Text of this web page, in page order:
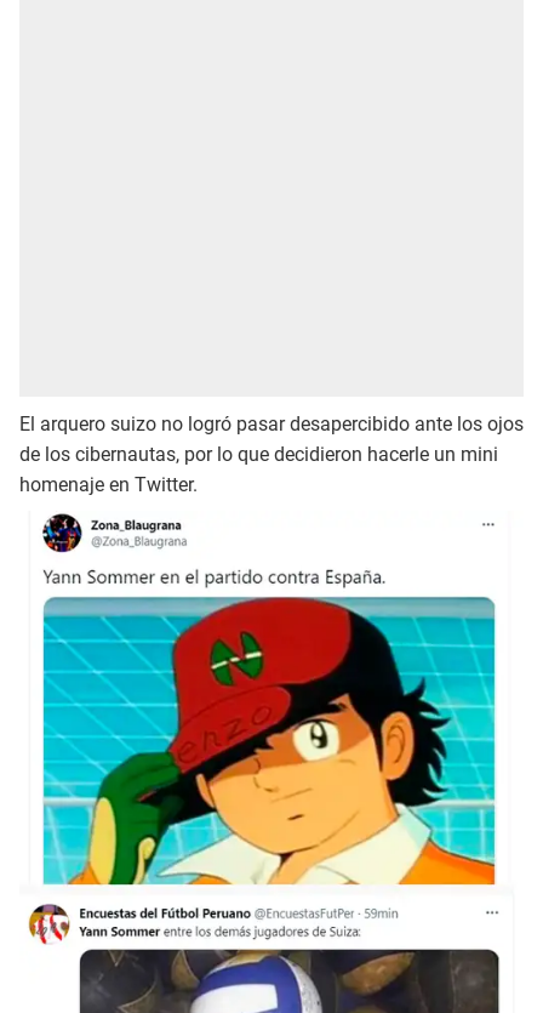
El arquero suizo no logró pasar desapercibido ante los ojos
de los cibernautas, por lo que decidieron hacerle un mini
homenaje en Twitter.